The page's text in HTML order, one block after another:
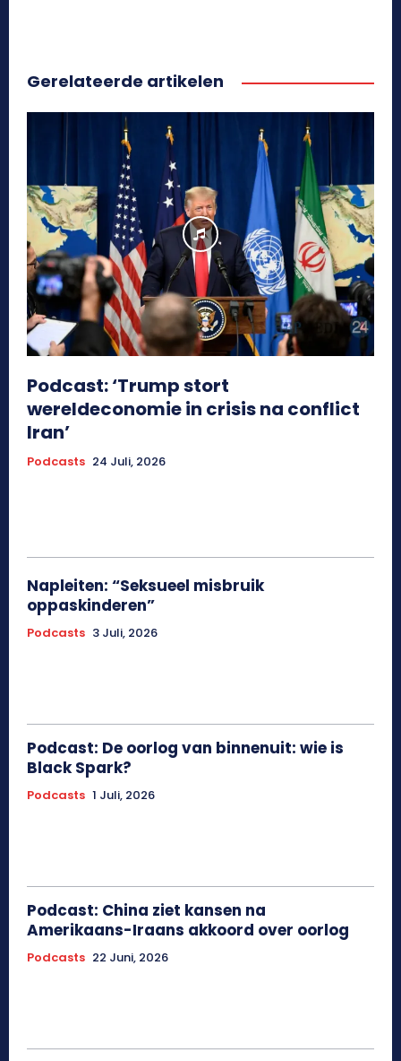
Gerelateerde artikelen
Podcast: ‘Trump stort
wereldeconomie in crisis na conflict
Iran’
Podcasts 24 Juli, 2026
Napleiten: “Seksueel misbruik
oppaskinderen”
Podcasts 3 Juli, 2026
Podcast: De oorlog van binnenuit: wie is
Black Spark?
Podcasts 1 Juli, 2026
Podcast: China ziet kansen na
Amerikaans-Iraans akkoord over oorlog
Podcasts 22 Juni, 2026